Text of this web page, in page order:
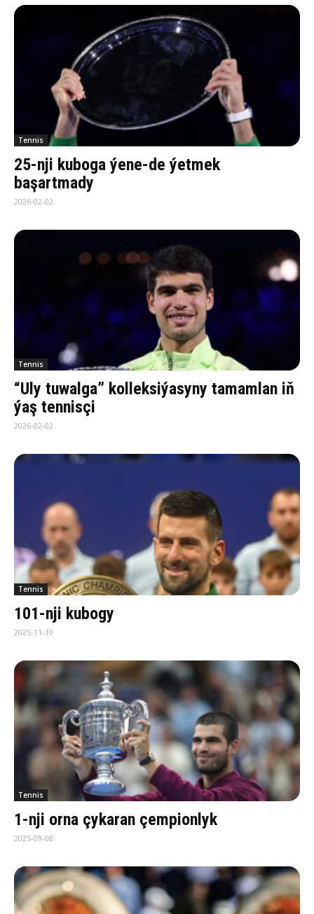
Tennis
25-nji kuboga ýene-de ýetmek
başartmady
2026-02-02
Tennis
“Uly tuwalga” kolleksiýasyny tamamlan iň
ýaş tennisçi
2026-02-02
Tennis
101-nji kubogy
2025-11-10
Tennis
1-nji orna çykaran çempionlyk
2025-09-08